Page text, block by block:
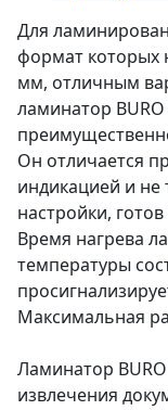
Для
формат которых
мм, отличным
ламинатор
Он отличается
индикацией и не
настройки,
Время нагрева
температуры
Максимальная
Ламинатор
извлечения